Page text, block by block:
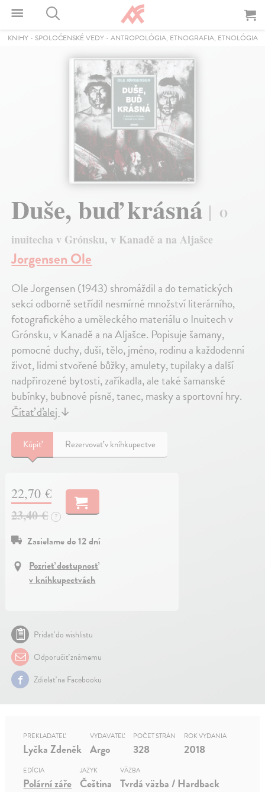
KNIHY- SPOLOČENSKÉ VEDY- ANTROPOLÓGIA, ETNOGRAFIA, ETNOLÓGIA
Duše, buď krásná
O
inuitecha v Grónsku, v Kanadě a na Aljašce
Jorgensen Ole
Ole Jorgensen (1943) shromáždil a do tematických
sekcí odborně setřídil nesmírné množství literárního,
fotografického a uměleckého materiálu o Inuitech v
Grónsku, v Kanadě a na Aljašce. Popisuje šamany,
pomocné duchy, duši, tělo, jméno, rodinu a každodenní
život, lidmi stvořené bůžky, amulety, tupilaky a další
nadpřirozené bytosti, zaříkadla, ale také šamanské
bubínky, bubnové písně, tanec, masky a sportovní hry.
Čítať ďalej ↓
Kúpiť Rezervovať v kníhkupectve
22,70 €
23,40 €
?
Zasielame do 12 dní
Pozrieť dostupnosť
v kníhkupectvách
Pridať do wishlistu
Odporučiť známemu
Zdielať na Facebooku
PREKLADATEĽ
Lyčka Zdeněk
VYDAVATEĽ
Argo
POČET STRÁN
328
ROK VYDANIA
2018
EDÍCIA
Polární záře
JAZYK
Čeština
VÄZBA
Tvrdá väzba / Hardback